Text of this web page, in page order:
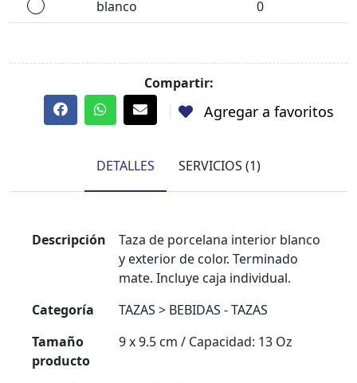
blanco 0
Compartir:
Agregar a favoritos
DETALLES SERVICIOS (1)
Descripción
Taza de porcelana interior blanco
y exterior de color. Terminado
mate. Incluye caja individual.
Categoría
TAZAS > BEBIDAS - TAZAS
Tamaño
producto
9 x 9.5 cm / Capacidad: 13 Oz